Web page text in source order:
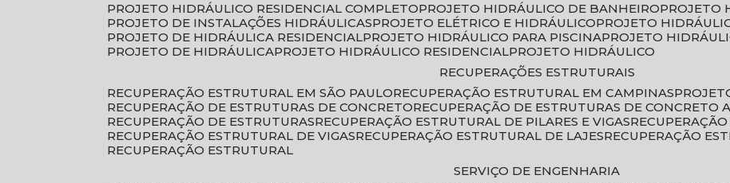
PROJETO HIDRÁULICO RESIDENCIAL COMPLETO
PROJETO HIDRÁULICO DE BANHEIRO
PROJETO DE INSTALAÇÕES HIDRÁULICAS
PROJETO ELÉTRICO E HIDRÁULICO
PROJETO
PROJETO DE HIDRÁULICA RESIDENCIAL
PROJETO HIDRÁULICO PARA PISCINA
PROJETO
PROJETO DE HIDRÁULICA
PROJETO HIDRÁULICO RESIDENCIAL
PROJETO HIDRÁULICO
RECUPERAÇÕES ESTRUTURAIS
RECUPERAÇÃO ESTRUTURAL EM SÃO PAULO
RECUPERAÇÃO ESTRUTURAL EM CAMPINAS
RECUPERAÇÃO DE ESTRUTURAS DE CONCRETO
RECUPERAÇÃO DE ESTRUTURAS DE CONCRETO
RECUPERAÇÃO DE ESTRUTURAS
RECUPERAÇÃO ESTRUTURAL DE PILARES E VIGAS
RECUPERAÇÃO ESTRUTURAL DE VIGAS
RECUPERAÇÃO ESTRUTURAL DE LAJES
RECUPERAÇÃO
RECUPERAÇÃO ESTRUTURAL
SERVIÇO DE ENGENHARIA